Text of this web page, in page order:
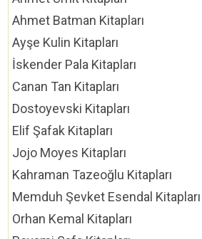
Ahmet Batman Kitapları
Ayşe Kulin Kitapları
İskender Pala Kitapları
Canan Tan Kitapları
Dostoyevski Kitapları
Elif Şafak Kitapları
Jojo Moyes Kitapları
Kahraman Tazeoğlu Kitapları
Memduh Şevket Esendal Kitapları
Orhan Kemal Kitapları